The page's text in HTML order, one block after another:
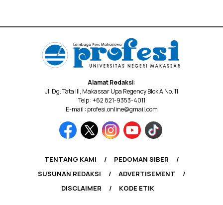
Alamat Redaksi:
Jl. Dg. Tata III, Makassar Upa Regency Blok A No. 11
Telp : +62 821-9353-4011
E-mail : profesi.online@gmail.com
TENTANG KAMI
PEDOMAN SIBER
SUSUNAN REDAKSI
ADVERTISEMENT
DISCLAIMER
KODE ETIK